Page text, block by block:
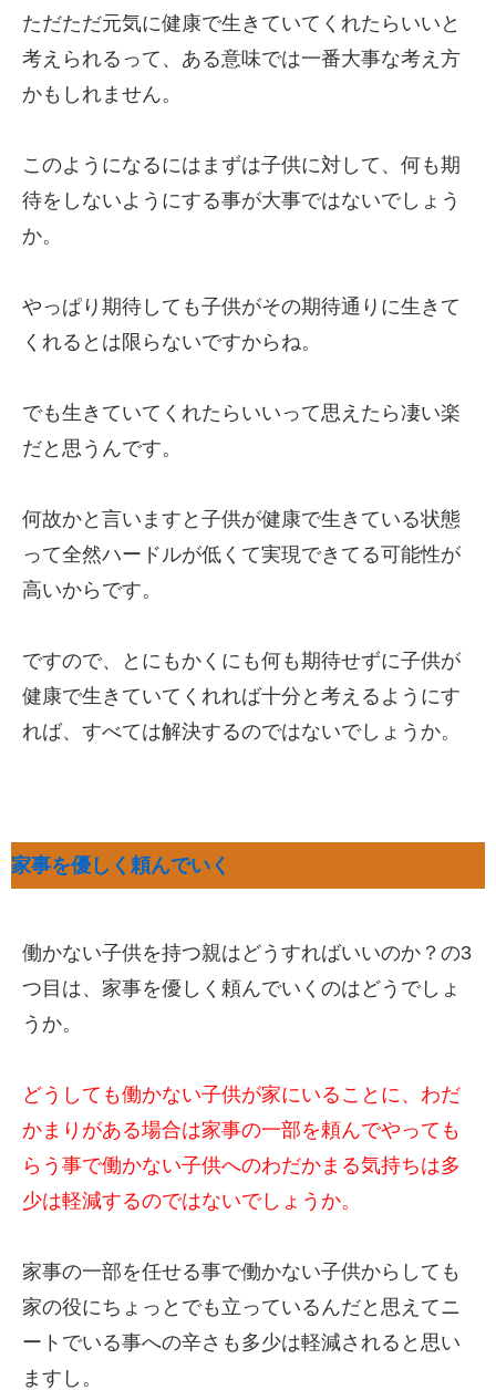
ただただ元気に健康で生きていてくれたらいいと
考えられるって、ある意味では一番大事な考え方
かもしれません。
このようになるにはまずは子供に対して、何も期
待をしないようにする事が大事ではないでしょう
か。
やっぱり期待しても子供がその期待通りに生きて
くれるとは限らないですからね。
でも生きていてくれたらいいって思えたら凄い楽
だと思うんです。
何故かと言いますと子供が健康で生きている状態
って全然ハードルが低くて実現できてる可能性が
高いからです。
ですので、とにもかくにも何も期待せずに子供が
健康で生きていてくれれば十分と考えるようにす
れば、すべては解決するのではないでしょうか。
家事を優しく頼んでいく
働かない子供を持つ親はどうすればいいのか？の3
つ目は、家事を優しく頼んでいくのはどうでしょ
うか。
どうしても働かない子供が家にいることに、わだ
かまりがある場合は家事の一部を頼んでやっても
らう事で働かない子供へのわだかまる気持ちは多
少は軽減するのではないでしょうか。
家事の一部を任せる事で働かない子供からしても
家の役にちょっとでも立っているんだと思えてニ
ートでいる事への辛さも多少は軽減されると思い
ますし。